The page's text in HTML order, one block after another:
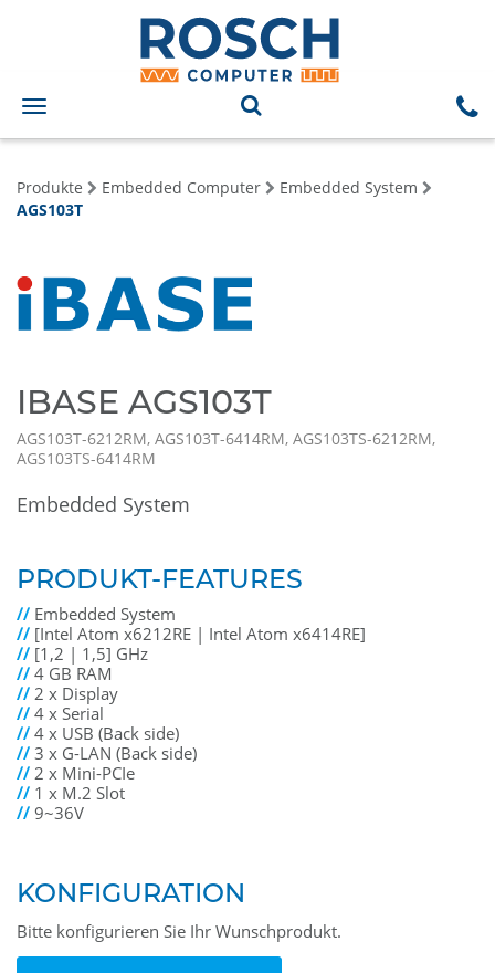
Toggle
navigation
Produkte Embedded Computer
Embedded System
AGS103T
IBASE AGS103T
AGS103T-6212RM, AGS103T-6414RM, AGS103TS-6212RM,
AGS103TS-6414RM
Embedded System
PRODUKT-FEATURES
// Embedded System
// [Intel Atom x6212RE | Intel Atom x6414RE]
// [1,2 | 1,5] GHz
//4 GB RAM
//2 x Display
//4 x Serial
//4 x USB (Back side)
//3 x G-LAN (Back side)
//2 x Mini-PCIe
// 1 x M.2 Slot
//9~36V
KONFIGURATION
Bitte konfigurieren Sie Ihr Wunschprodukt.